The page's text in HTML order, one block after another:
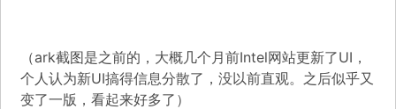
（ark截图是之前的，大概几个月前Intel网站更新了UI，
个人认为新UI搞得信息分散了，没以前直观。之后似乎又
变了一版，看起来好多了）